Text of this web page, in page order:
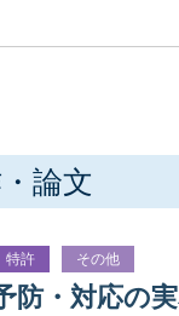
論文
特許 その他
・対応の